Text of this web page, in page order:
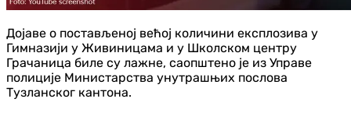
Дојаве о постављеној већој количини експлозива у
Гимназији у Живиницама и у Школском центру
Грачаница биле су лажне, саопштено је из Управе
полиције Министарства унутрашњих послова
Тузланског кантона.